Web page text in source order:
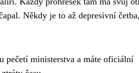
Někdy je to až depresivní
pečetí ministerstva a máte oficiální